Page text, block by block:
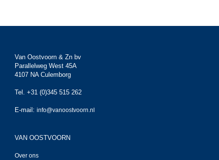
Van Oostvoorn & Zn bv
Parallelweg West 45A
4107 NA Culemborg
Tel. +31 (0)345 515 262
E-mail: info@vanoostvoorn.nl
VAN OOSTVOORN
Over ons